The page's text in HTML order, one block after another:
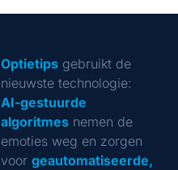
Optietipsgebruikt de
nieuwste technologie:
AI-gestuurde
algoritmesnemen de
emoties weg en zorgen
voor geautomatiseerde,